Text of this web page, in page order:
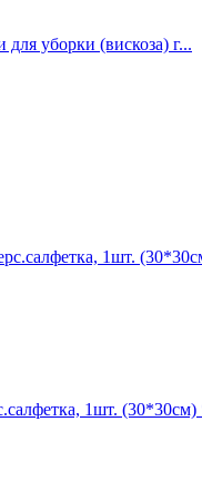
уборки (вискоза) г...
1шт. (30*30см)